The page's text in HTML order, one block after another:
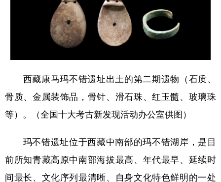
西藏康马玛不错遗址出土的第二期遗物（石质、
骨质、金属装饰品，骨针、滑石珠、红玉髓、玻璃珠
等）。（全国十大考古新发现活动办公室供图）
玛不错遗址位于西藏中南部的玛不错湖岸，是目
前所知青藏高原中南部海拔最高、年代最早、延续时
间最长、文化序列最清晰、自身文化特色鲜明的一处